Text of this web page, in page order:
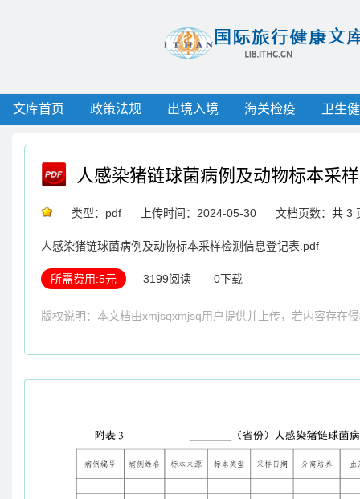
文库首页 政策法规 出境入境 海关检疫 卫生
人感染猪链球菌病例及动物标本采
类型：pdf 上传时间：2024-05-30 文档页数：共 3
人感染猪链球菌病例及动物标本采样检测信息登记表.pdf
所需费用:5元 3199阅读 0下载
版权说明：本文档由xmjsqxmjsq用户提供并上传，若内容存在